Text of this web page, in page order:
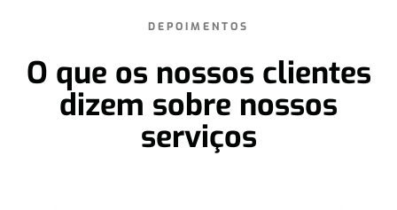
DEPOIMENTOS
O que os nossos clientes
dizem sobre nossos
serviços